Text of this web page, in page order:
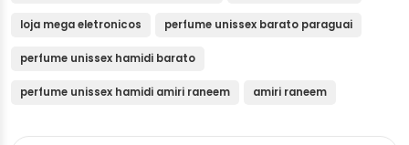
loja mega eletronicos perfume unissex barato paraguai
perfume unissex hamidi barato
perfume unissex hamidi amiri raneem amiri raneem